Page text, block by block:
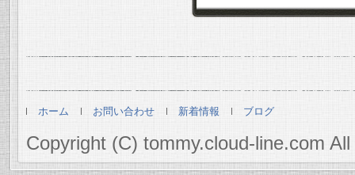
ホーム お問い合わせ 新着情報 ブログ
Copyright (C) tommy.cloud-line.com